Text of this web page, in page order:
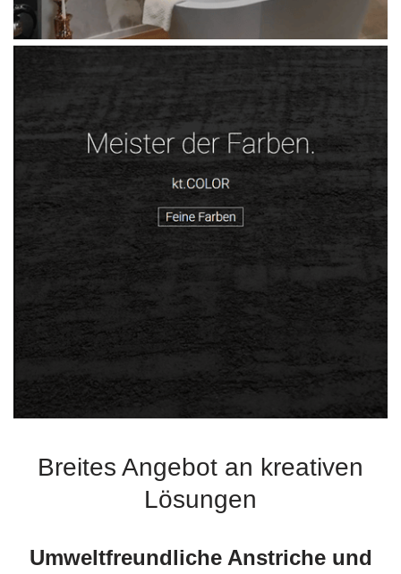
Breites Angebot an kreativen
Lösungen
Umweltfreundliche Anstriche und